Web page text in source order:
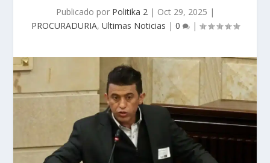
Publicado por Politika 2| Oct 29, 2025 |
PROCURADURIA, Ultimas Noticias | 0 |